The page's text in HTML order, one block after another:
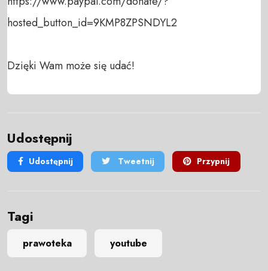
hosted_button_id=9KMP8ZPSNDYL2
Dzięki Wam może się udać!
Udostępnij
Udostępnij Tweetnij Przypnij
Tagi
prawoteka youtube